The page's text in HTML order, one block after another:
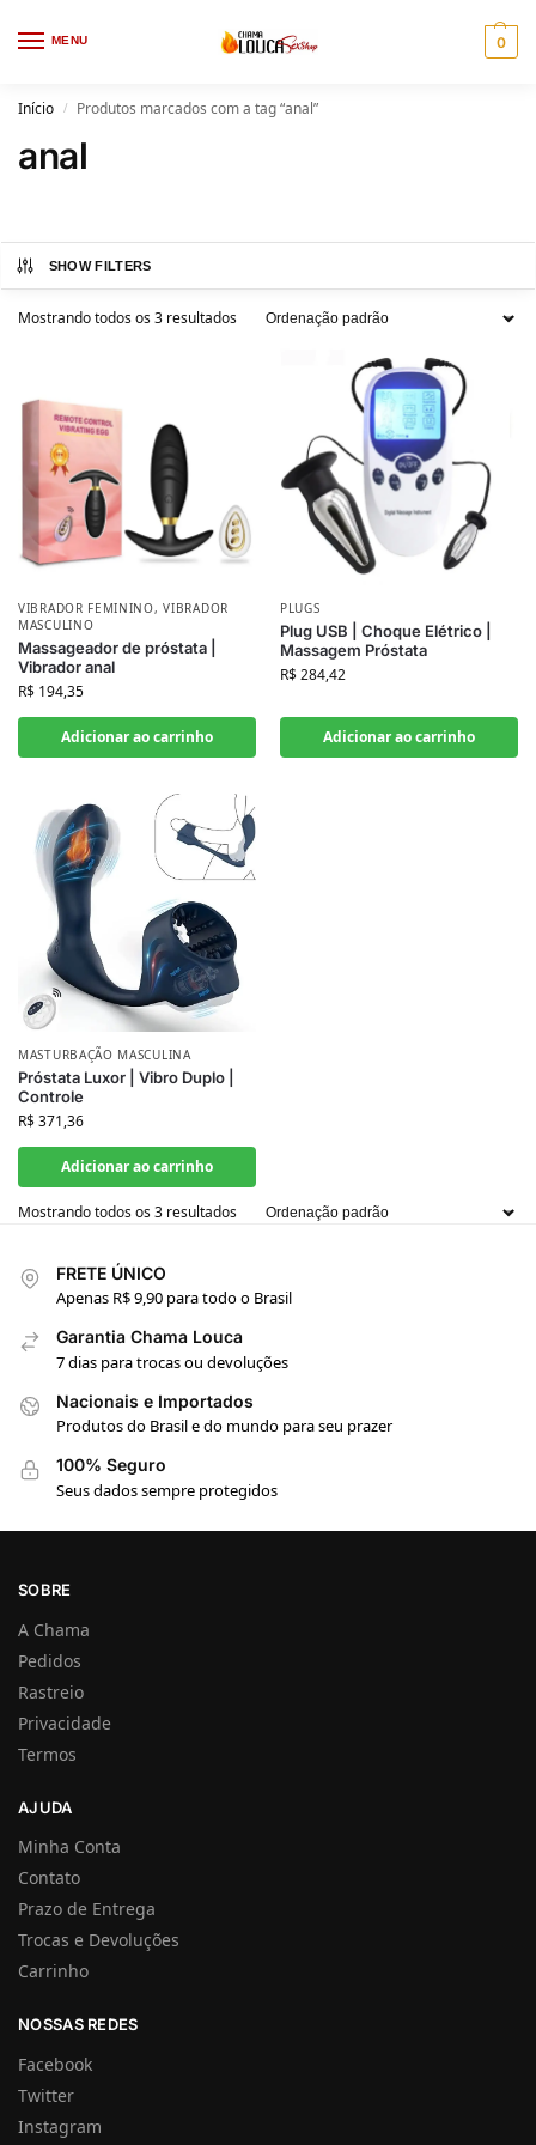
MENU 0
Início / Produtos marcados com a tag “anal”
anal
SHOW FILTERS
Mostrando todos os 3 resultados
VIBRADOR FEMININO,VIBRADOR
MASCULINO
Massageador de próstata |
Vibrador anal
R$ 194,35
Adicionar ao carrinho
PLUGS
Plug USB | Choque Elétrico |
Massagem Próstata
R$284,42
Adicionar ao carrinho
MASTURBAÇÃO MASCULINA
Próstata Luxor | Vibro Duplo |
Controle
R$371,36
Adicionar ao carrinho
Mostrando todos os 3 resultados
FRETE ÚNICO
Apenas R$ 9,90 para todo o Brasil
Garantia Chama Louca
7 dias para trocas ou devoluções
Nacionais e Importados
Produtos do Brasil e do mundo para seu prazer
100% Seguro
Seus dados sempre protegidos
SOBRE
A Chama
Pedidos
Rastreio
Privacidade
Termos
AJUDA
Minha Conta
Contato
Prazo de Entrega
Trocas e Devoluções
Carrinho
NOSSAS REDES
Facebook
Twitter
Instagram